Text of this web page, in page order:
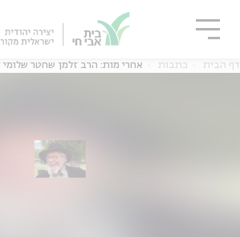
אנגלית
דף הבית כתבות אחרי מות: הרב זלמן שחטר שלומי
סגור